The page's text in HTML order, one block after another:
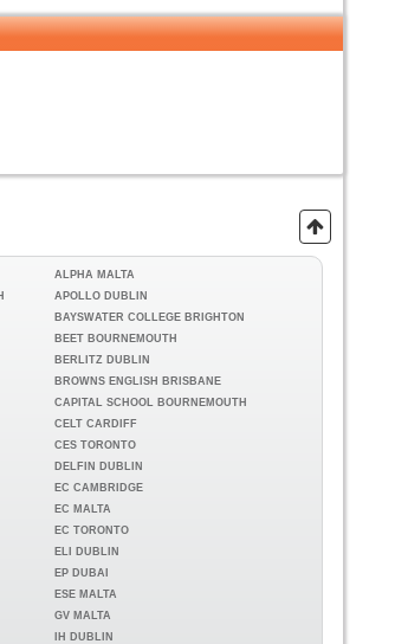
ALPHA MALTA
APOLLO DUBLIN
BAYSWATER COLLEGE BRIGHTON
BEET BOURNEMOUTH
BERLITZ DUBLIN
BROWNS ENGLISH BRISBANE
CAPITAL SCHOOL BOURNEMOUTH
CELT CARDIFF
CES TORONTO
DELFIN DUBLIN
EC CAMBRIDGE
EC MALTA
EC TORONTO
ELI DUBLIN
EP DUBAI
ESE MALTA
GV MALTA
IH DUBLIN